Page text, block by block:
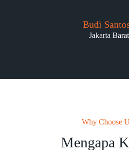
Budi
Jakarta Barat
Why Choose
Mengapa